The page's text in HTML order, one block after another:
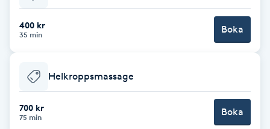
Babylights
Balayage
Bambumassage
Barber
400 kr
35 min Boka
Helkroppsmassage
700 kr
75 min Boka